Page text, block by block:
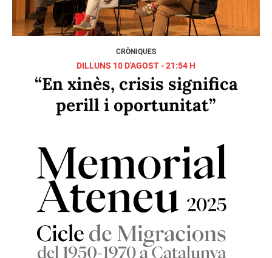
“La traducció teatral no pot
desvincular-se del procés
escènic”